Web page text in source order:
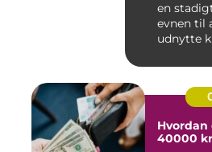
en
evnen til
udnytte
40000 kr